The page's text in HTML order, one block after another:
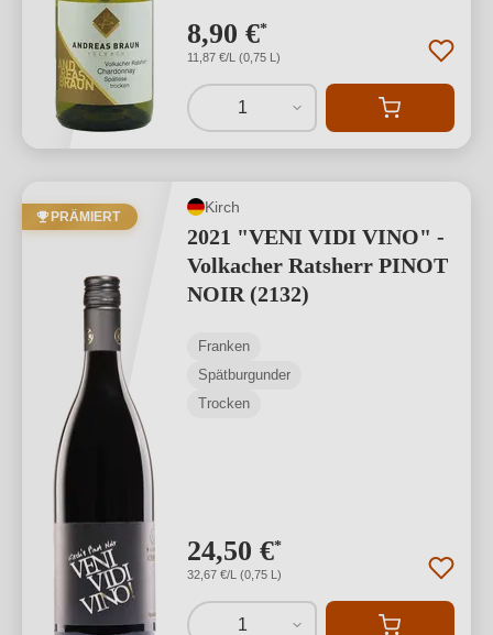
8,90 €*
11,87 €/L (0,75 L)
1
PRÄMIERT
Kirch
2021 "VENI VIDI VINO" -
Volkacher Ratsherr PINOT
NOIR (2132)
Franken
Spätburgunder
Trocken
24,50 €*
32,67 €/L (0,75 L)
1